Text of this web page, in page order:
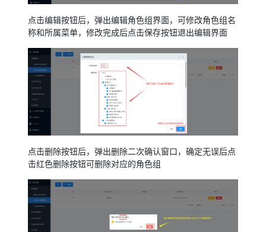
点击编辑按钮后，弹出编辑角色组界面，可修改角色组名
称和所属菜单，修改完成后点击保存按钮退出编辑界面
点击删除按钮后，弹出删除二次确认窗口，确定无误后点
击红色删除按钮可删除对应的角色组